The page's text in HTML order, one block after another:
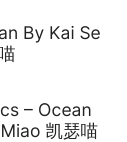
By Kai Se
– Ocean
凯瑟喵